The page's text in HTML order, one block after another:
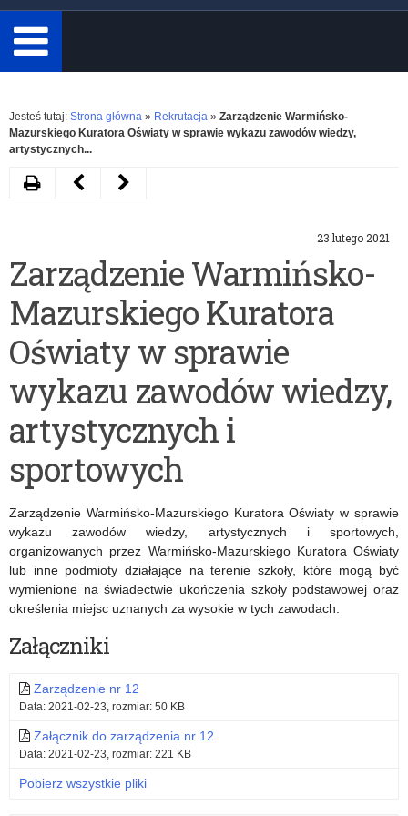
minimum
3
znaki.
Rozwiń
Jesteś tutaj: Strona główna » Rekrutacja » Zarządzenie Warmińsko-
Mazurskiego Kuratora Oświaty w sprawie wykazu zawodów wiedzy,
artystycznych...
23 lutego 2021
Zarządzenie Warmińsko-
Mazurskiego Kuratora
Oświaty w sprawie
wykazu zawodów wiedzy,
artystycznych i
sportowych
Zarządzenie Warmińsko-Mazurskiego Kuratora Oświaty w sprawie
wykazu zawodów wiedzy, artystycznych i sportowych,
organizowanych przez Warmińsko-Mazurskiego Kuratora Oświaty
lub inne podmioty działające na terenie szkoły, które mogą być
wymienione na świadectwie ukończenia szkoły podstawowej oraz
określenia miejsc uznanych za wysokie w tych zawodach.
Załączniki
Zarządzenie nr 12
Data: 2021-02-23, rozmiar: 50 KB
Załącznik do zarządzenia nr 12
Data: 2021-02-23, rozmiar: 221 KB
Pobierz wszystkie pliki
DrukujNastępny
o
profilu
wojskowym
w
szkołach
ponadpodstawowych
Poprzedni
Warmińsko-
Mazurskiego
Kuratora
Oświaty
w
sprawie
określenia
terminów
przeprowadzania
postępowania
rekrutacyjnego
i
w
tym